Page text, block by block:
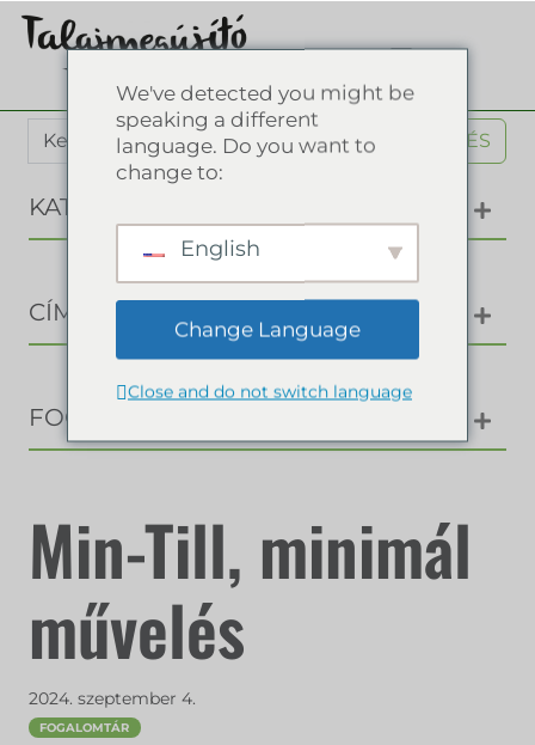
KERESÉS
KATEGÓRIÁK
CÍMKÉK
FOGALOMTÁR
Min-Till, minimál
művelés
2024. szeptember 4.
FOGALOMTÁR
We've detected you might be
speaking a different
language. Do you want to
change to:
English
Change Language
Close and do not switch language